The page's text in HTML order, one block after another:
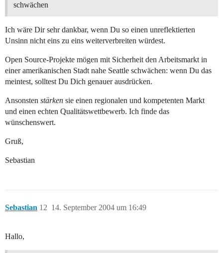
schwächen
Ich wäre Dir sehr dankbar, wenn Du so einen unreflektierten
Unsinn nicht eins zu eins weiterverbreiten würdest.
Open Source-Projekte mögen mit Sicherheit den Arbeitsmarkt in
einer amerikanischen Stadt nahe Seattle schwächen: wenn Du das
meintest, solltest Du Dich genauer ausdrücken.
Ansonsten stärken sie einen regionalen und kompetenten Markt
und einen echten Qualitätswettbewerb. Ich finde das
wünschenswert.
Gruß,
Sebastian
Sebastian 14. September 2004 um 16:49
12
Hallo,